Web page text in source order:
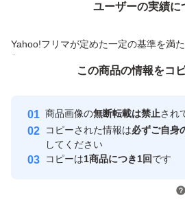
ユーザーの実績に
Yahoo!フリマが定めた一定の基準を満
付与しています
安心取引出品者
心・安
取引実績
引を
価格の相談
この商品の情報をコ
商品画像の無断転載は禁止され
コピーされた情報は必ずご自身
してください
コピーは1商品につき1回です
この商品をみている人にオススメ